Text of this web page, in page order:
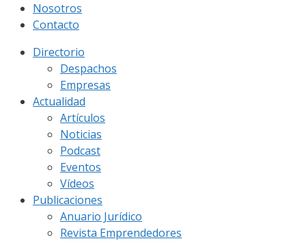
Nosotros
Contacto
Directorio
Despachos
Empresas
Actualidad
Artículos
Noticias
Podcast
Eventos
Vídeos
Publicaciones
Anuario Jurídico
Revista Emprendedores